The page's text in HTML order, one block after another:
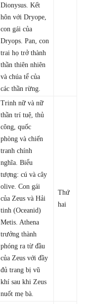
Dionysus. Kết
hôn với Dryope,
con gái của
Dryops. Pan, con
trai họ trở thành
thần thiên nhiên
và chúa tể của
các thần rừng.
Trinh nữ và nữ
thần trí tuệ, thủ
công, quốc
phòng và chiến
tranh chính
nghĩa. Biểu
tượng: cú và cây
olive. Con gái
của Zeus và Hải
tinh (Oceanid)
Metis. Athena
trưởng thành
phóng ra từ đầu
của Zeus với đầy
đủ trang bị vũ
khí sau khi Zeus
nuốt mẹ bà.
Thứ
hai